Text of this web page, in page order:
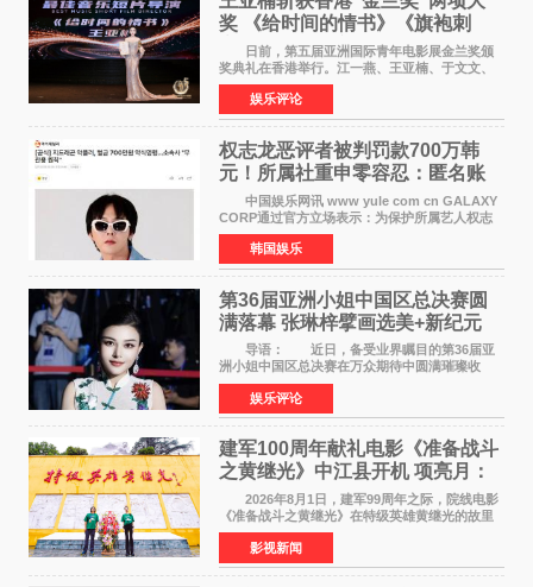
奖 《给时间的情书》《旗袍刺
客》双双获肯定
日前，第五届亚洲国际青年电影展金兰奖颁
奖典礼在香港举行。江一燕、王亚楠、于文文、
李东学等知名演员出席活动。著名演员、导演王
亚楠凭借音乐故事片《给时间的情书》和院线电
影《旗袍刺客》
娱乐评论
权志龙恶评者被判罚款700万韩
元！所属社重申零容忍：匿名账
号也难逃刑责
中国娱乐网讯 www yule com cn GALAXY
CORP通过官方立场表示：为保护所属艺人权志
龙的名誉和权益，将持续对网络上发生的名誉损
害、散布虚假事实、侮辱、恶意诽谤等行为采取
法律应对措施。
韩国娱乐
第36届亚洲小姐中国区总决赛圆
满落幕 张琳梓擘画选美+新纪元
导语： 近日，备受业界瞩目的第36届亚
洲小姐中国区总决赛在万众期待中圆满璀璨收
官。整场盛典汇聚万千芳华，不仅完成了新一届
美丽代言人的加冕选拔，更在行业发展层面带来
颠覆性突破。活动
娱乐评论
建军100周年献礼电影《准备战斗
之黄继光》中江县开机 项亮月：
以光影为笔，书写英雄赞歌
2026年8月1日，建军99周年之际，院线电影
《准备战斗之黄继光》在特级英雄黄继光的故里
——四川省德阳市中江县黄继光出生地正式开
机。本片出品人、总制片人项亮月主持开机仪
式，&zwnj;特级英雄
影视新闻